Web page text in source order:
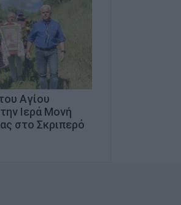
Αγίου
Ιερά Μονή
στο Σκριπερό